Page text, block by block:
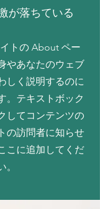
が落ちている
トの About ペー
やあなたのウェブ
しく説明するのに
。テキストボック
してコンテンツの
の訪問者に知らせ
こに追加してくだ
。